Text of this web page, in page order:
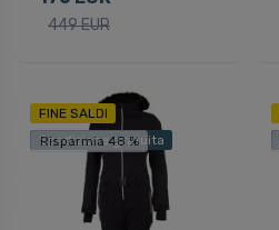
449 EUR
FINE SALDI
Spedizione gratuita
Risparmia 48 %